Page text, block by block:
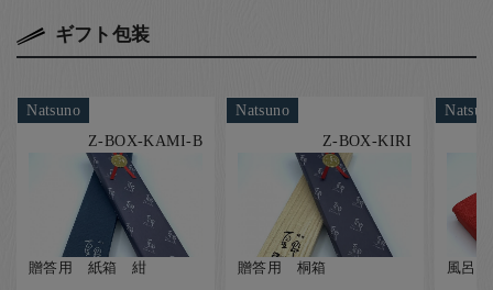
ギフト包装
Natsuno
Z-BOX-KAMI-B
贈答用 紙箱 紺
Natsuno
Z-BOX-KIRI
贈答用 桐箱 風呂